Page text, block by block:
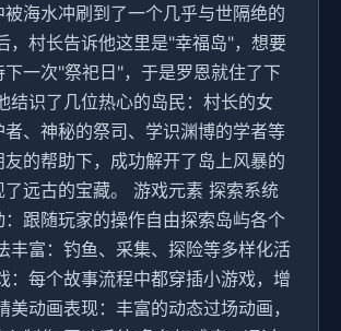
海水冲刷到了一个几乎与世隔绝的
，村长告诉他这里是"幸福岛"，想要
下一次"祭祀日"，于是罗恩就住了下
结识了几位热心的岛民：村长的女
者、神秘的祭司、学识渊博的学者等
的帮助下，成功解开了岛上风暴的
远古的宝藏。 游戏元素 探索系统
跟随玩家的操作自由探索岛屿各个
丰富：钓鱼、采集、探险等多样化活
：每个故事流程中都穿插小游戏，增
美动画表现：丰富的动态过场动画，